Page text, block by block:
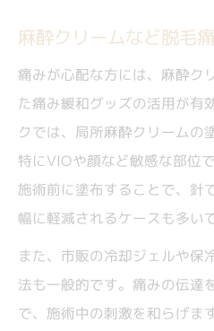
麻酔クリームなど脱毛
痛みが心配な方には、麻酔ク
た痛み緩和グッズの活用が有
クでは、局所麻酔クリームの
特にVIOや顔など敏感な部位
施術前に塗布することで、針
幅に軽減されるケースも多い
また、市販の冷却ジェルや保
法も一般的です。痛みの伝達
で、施術中の刺激を和らげま